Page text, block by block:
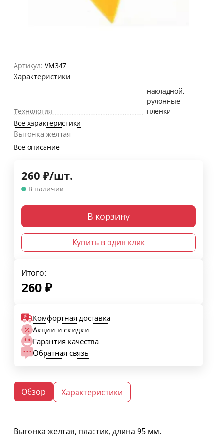
Артикул: VM347
Характеристики
Технология
накладной,
рулонные
пленки
Все характеристики
Выгонка желтая
Все описание
260 ₽/шт.
В наличии
В корзину
Купить в один клик
Итого:
260 ₽
Комфортная доставка
Акции и скидки
Гарантия качества
Обратная связь
Обзор Характеристики
Выгонка желтая, пластик, длина 95 мм.